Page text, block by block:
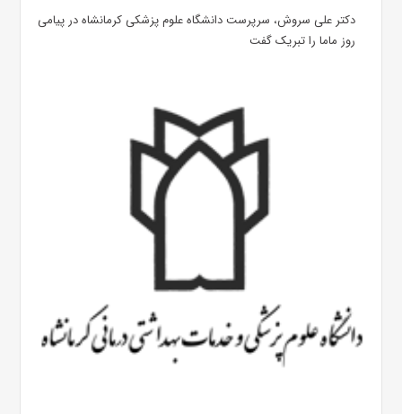
دکتر علی سروش، سرپرست دانشگاه علوم پزشکی کرمانشاه در پیامی
روز ماما را تبریک گفت